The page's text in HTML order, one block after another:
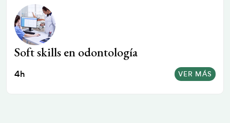
¿Cómo gestionar tu estrés en